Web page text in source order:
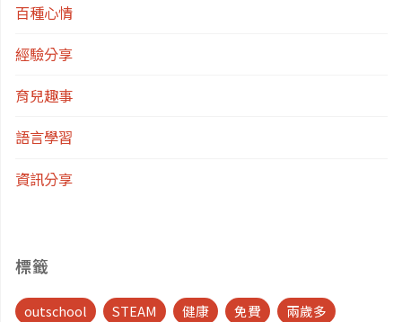
百種心情
經驗分享
育兒趣事
語言學習
資訊分享
標籤
outschool STEAM 健康 免費
兩歲多